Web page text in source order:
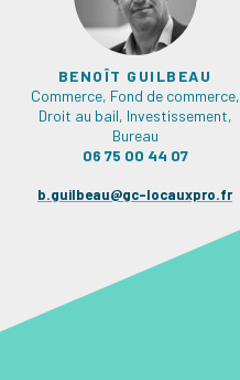
BENOÎT GUILBEAU
Commerce, Fond de commerce,
Droit au bail, Investissement,
Bureau
06 75 00 44 07
b.guilbeau@gc-locauxpro.fr